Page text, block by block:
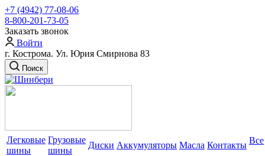
+7 (4942) 77-08-06
8-800-201-73-05
Заказать звонок
Войти
г. Кострома. Ул. Юрия Смирнова 83
Поиск
Легковые
шины
Грузовые
шины
Диски Аккумуляторы Масла Контакты Все